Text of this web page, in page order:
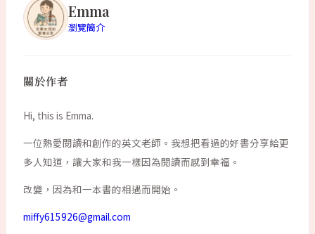
Emma
瀏覽簡介
關於作者
Hi, this is Emma.
一位熱愛閱讀和創作的英文老師。我想把看過的好書分享給更
多人知道，讓大家和我一樣因為閱讀而感到幸福。
改變，因為和一本書的相遇而開始。
miffy615926@gmail.com